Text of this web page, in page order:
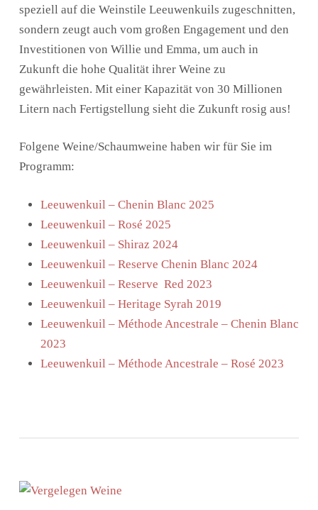
speziell auf die Weinstile Leeuwenkuils zugeschnitten,
sondern zeugt auch vom großen Engagement und den
Investitionen von Willie und Emma, um auch in
Zukunft die hohe Qualität ihrer Weine zu
gewährleisten. Mit einer Kapazität von 30 Millionen
Litern nach Fertigstellung sieht die Zukunft rosig aus!
Folgene Weine/Schaumweine haben wir für Sie im
Programm:
Leeuwenkuil – Chenin Blanc 2025
Leeuwenkuil – Rosé 2025
Leeuwenkuil – Shiraz 2024
Leeuwenkuil – Reserve Chenin Blanc 2024
Leeuwenkuil – Reserve Red 2023
Leeuwenkuil – Heritage Syrah 2019
Leeuwenkuil – Méthode Ancestrale – Chenin Blanc
2023
Leeuwenkuil – Méthode Ancestrale – Rosé 2023